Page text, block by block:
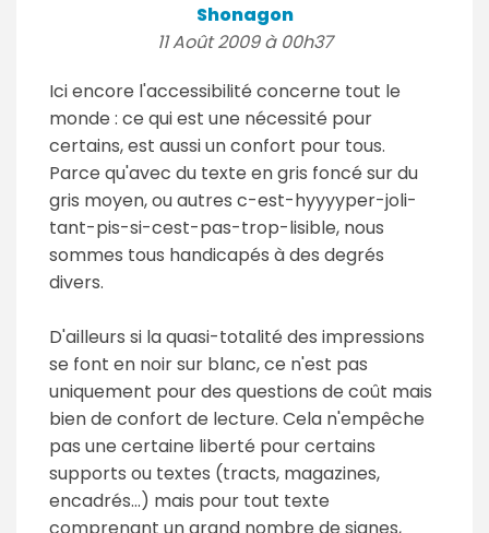
Shonagon
11 Août 2009 à 00h37
Ici encore l'accessibilité concerne tout le
monde : ce qui est une nécessité pour
certains, est aussi un confort pour tous.
Parce qu'avec du texte en gris foncé sur du
gris moyen, ou autres c-est-hyyyyper-joli-
tant-pis-si-cest-pas-trop-lisible, nous
sommes tous handicapés à des degrés
divers.
D'ailleurs si la quasi-totalité des impressions
se font en noir sur blanc, ce n'est pas
uniquement pour des questions de coût mais
bien de confort de lecture. Cela n'empêche
pas une certaine liberté pour certains
supports ou textes (tracts, magazines,
encadrés...) mais pour tout texte
comprenant un grand nombre de signes,